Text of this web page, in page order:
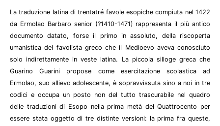
La traduzione latina di trentatré favole esopiche compiuta nel 1422
da Ermolao Barbaro senior (?1410-1471) rappresenta il più antico
documento datato, forse il primo in assoluto, della riscoperta
umanistica del favolista greco che il Medioevo aveva conosciuto
solo indirettamente in veste latina. La piccola silloge greca che
Guarino Guarini propose come esercitazione scolastica ad
Ermolao, suo allievo adolescente, è sopravvissuta sino a noi in tre
codici e occupa un posto non del tutto trascurabile nel quadro
delle traduzioni di Esopo nella prima metà del Quattrocento per
essere stata oggetto di tre distinte versioni: la prima fra queste,